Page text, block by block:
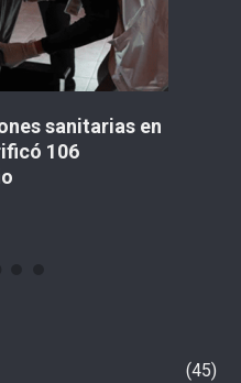
sanitarias en
106
45